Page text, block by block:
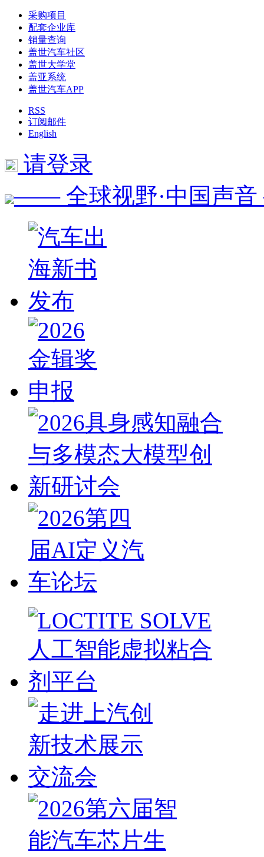
采购项目
配套企业库
销量查询
盖世汽车社区
盖世大学堂
盖亚系统
盖世汽车APP
RSS
订阅邮件
English
请登录
—— 全球视野·中国声